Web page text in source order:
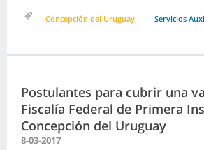
Concepción del Uruguay Servicios
Postulantes para cubrir una
Fiscalía Federal de Primera
Concepción del Uruguay
8-03-2017